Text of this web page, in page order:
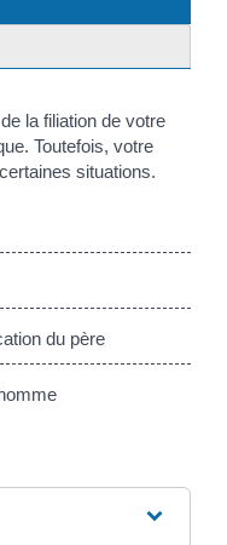
la filiation de votre
Toutefois, votre
situations.
du père